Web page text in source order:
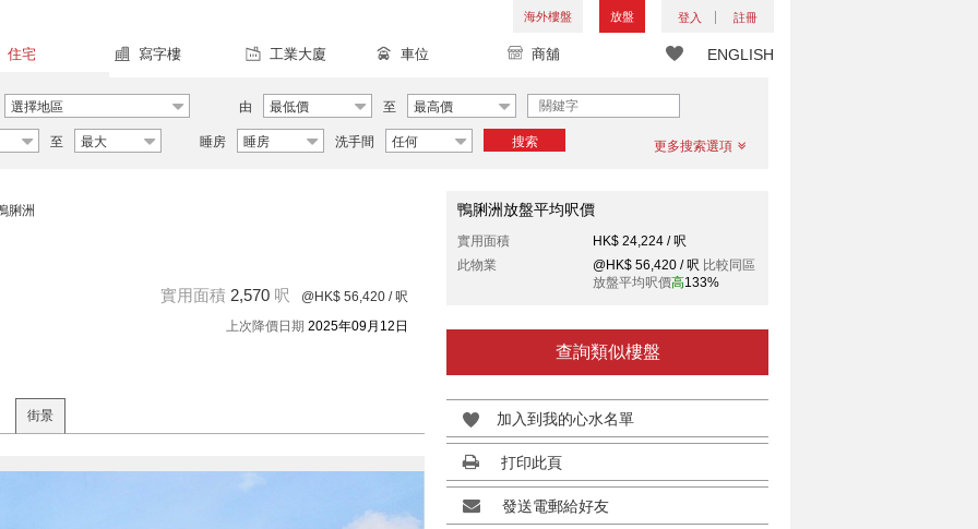
海外樓盤 放盤 登入 註冊
ENGLISH
住宅 寫字樓 工業大廈 車位 商舖
選擇地區 由 最低價 至 最高價
至 最大 睡房 睡房 洗手間 任何 搜索 更多搜索選項
脷洲
實用面積 2,570 呎 @HK$ 56,420 / 呎
上次降價日期 2025年09月12日
街景
鴨脷洲放盤平均呎價
實用面積
HK$ 24,224 / 呎
此物業
@HK$ 56,420 / 呎 比較同區
放盤平均呎價高133%
查詢類似樓盤
加入到我的心水名單
打印此頁
發送電郵給好友